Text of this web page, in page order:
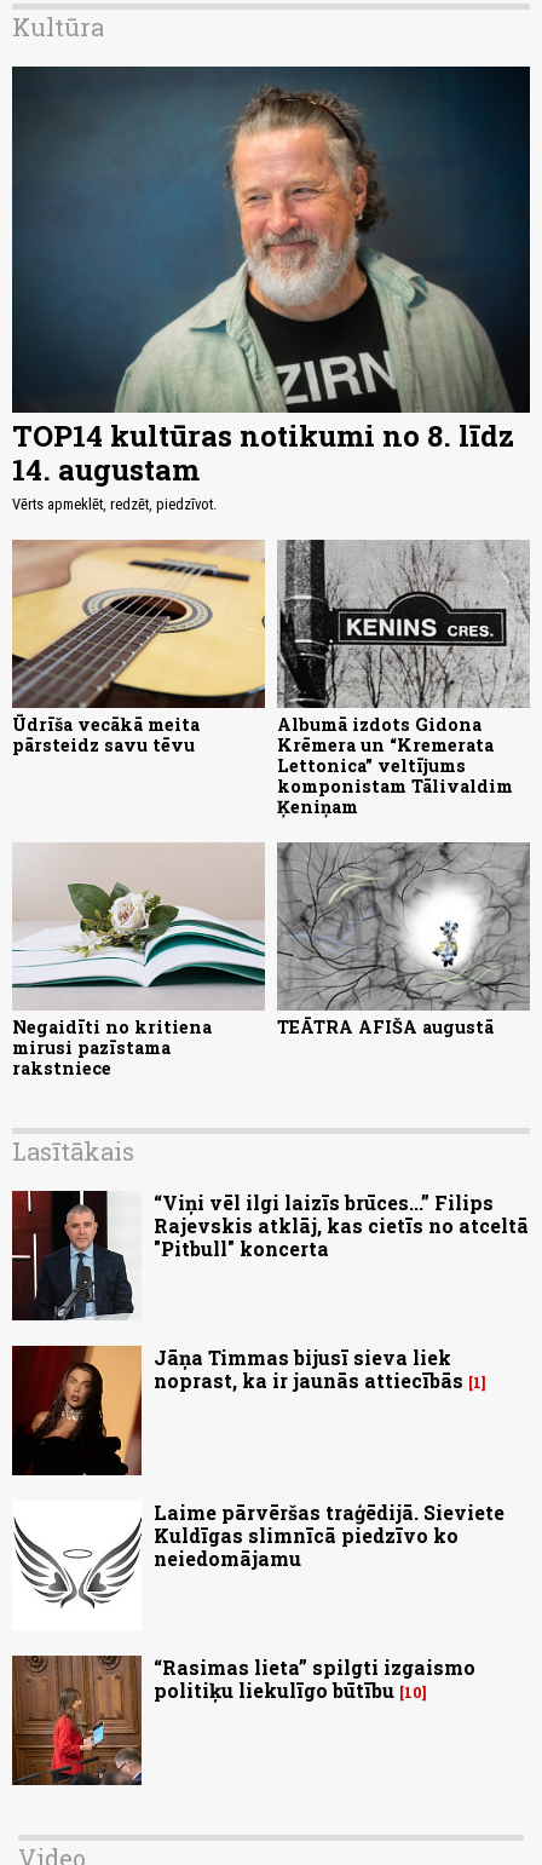
Kultūra
TOP14 kultūras notikumi no 8. līdz
14. augustam
Vērts apmeklēt, redzēt, piedzīvot.
Ūdrīša vecākā meita
pārsteidz savu tēvu
Albumā izdots Gidona
Krēmera un “Kremerata
Lettonica” veltījums
komponistam Tālivaldim
Ķeniņam
Negaidīti no kritiena
mirusi pazīstama
rakstniece
TEĀTRA AFIŠA augustā
Lasītākais
“Viņi vēl ilgi laizīs brūces...” Filips
Rajevskis atklāj, kas cietīs no atceltā
"Pitbull" koncerta
Jāņa Timmas bijusī sieva liek
noprast, ka ir jaunās attiecībās
1
Laime pārvēršas traģēdijā. Sieviete
Kuldīgas slimnīcā piedzīvo ko
neiedomājamu
“Rasimas lieta” spilgti izgaismo
politiķu liekulīgo būtību 10
Video